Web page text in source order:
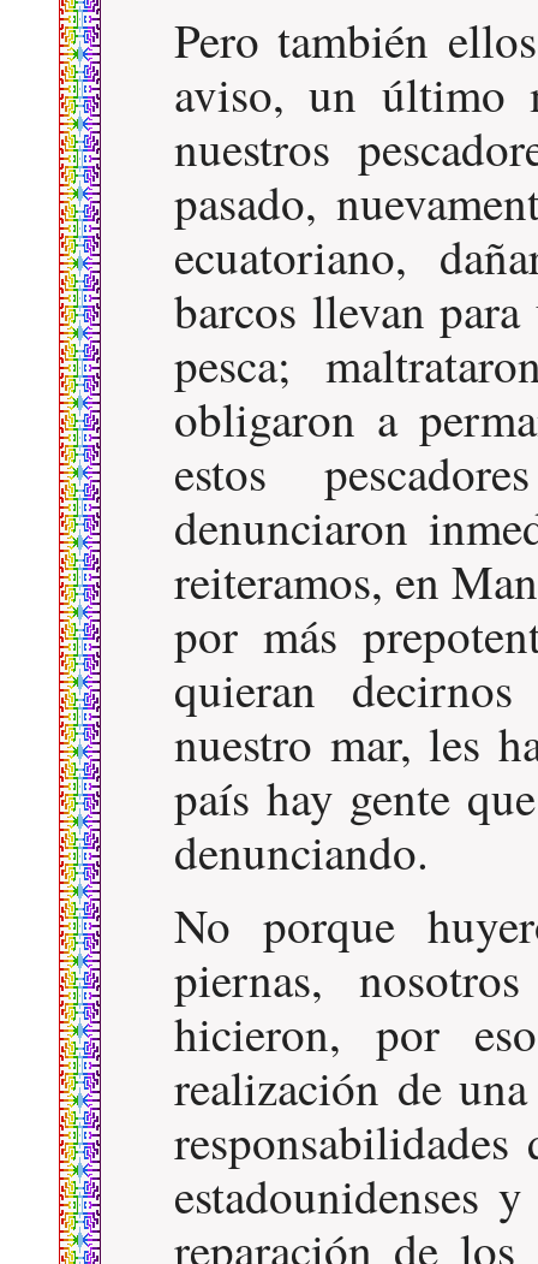
Pero también
aviso, un último
nuestros
pasado,
ecuatoriano,
barcos llevan
pesca;
obligaron a
estos
denunciaron
reiteramos, en
por más
quieran
nuestro mar, les
país hay gente
denunciando.
No porque
piernas,
hicieron, por
realización de
estadounidenses
reparación de